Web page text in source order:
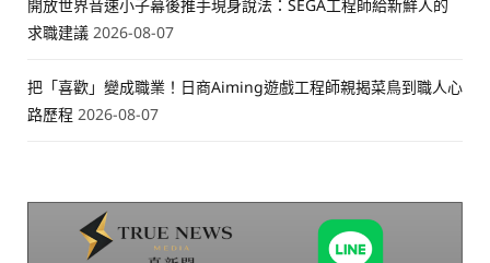
開放世界音速小子幕後推手現身說法：SEGA工程師給新鮮人的
求職建議 2026-08-07
把「喜歡」變成職業！日商Aiming遊戲工程師親揭菜鳥到職人心
路歷程 2026-08-07